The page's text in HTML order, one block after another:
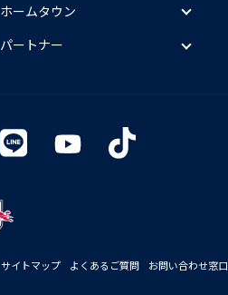
ホームタウン
パートナー
サイトマップ よくあるご質問 お問い合わせ窓口